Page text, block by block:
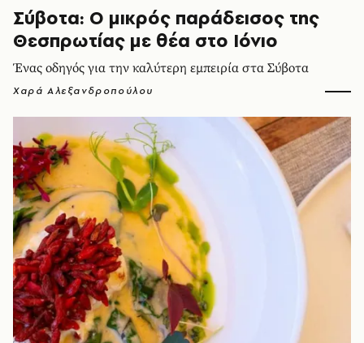
Σύβοτα: Ο μικρός παράδεισος της
Θεσπρωτίας με θέα στο Ιόνιο
Ένας οδηγός για την καλύτερη εμπειρία στα Σύβοτα
Χαρά Αλεξανδροπούλου